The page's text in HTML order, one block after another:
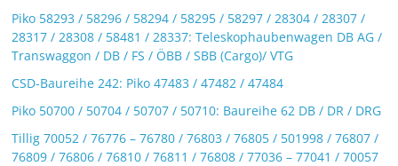
Piko 58293 / 58296 / 58294 / 58295 / 58297 / 28304 / 28307 /
28317 / 28308 / 58481 / 28337: Teleskophaubenwagen DB AG /
Transwaggon / DB / FS / ÖBB / SBB (Cargo)/ VTG
CSD-Baureihe 242: Piko 47483 / 47482 / 47484
Piko 50700 / 50704 / 50707 / 50710: Baureihe 62 DB / DR / DRG
Tillig 70052 / 76776 – 76780 / 76803 / 76805 / 501998 / 76807 /
76809 / 76806 / 76810 / 76811 / 76808 / 77036 – 77041 / 70057